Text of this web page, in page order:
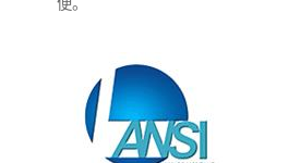
便。